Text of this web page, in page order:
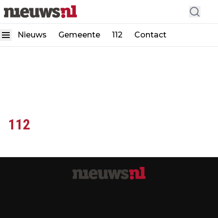
Nieuws Gemeente 112 Contact
112